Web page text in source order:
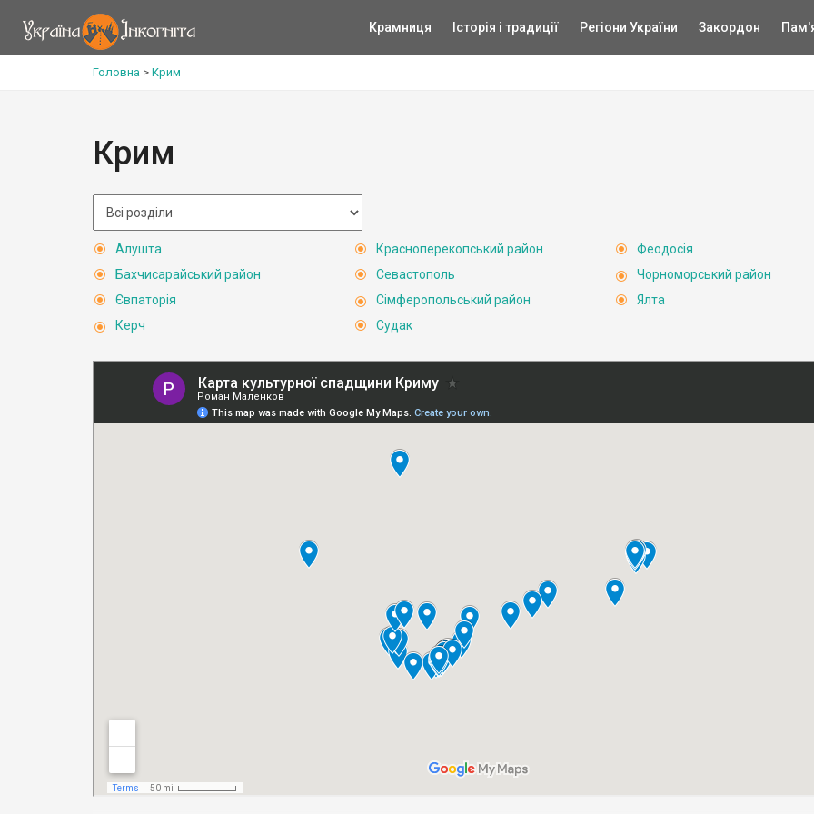
Крамниця Історія і традиції Регіони України Закордон
Головна > Крим
Крим
Алушта
Бахчисарайський район
Євпаторія
Керч
Красноперекопський район
Севастополь
Сімферопольський район
Судак
Феодосія
Чорноморський район
Ялта